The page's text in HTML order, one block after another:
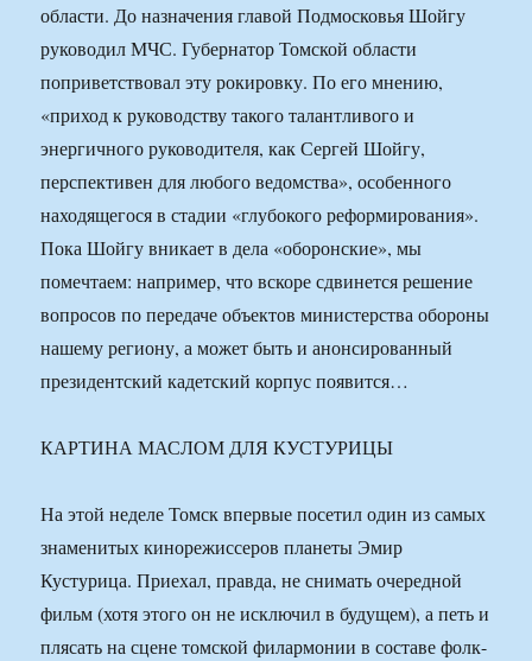
области. До назначения главой Подмосковья Шойгу
руководил МЧС. Губернатор Томской области
поприветствовал эту рокировку. По его мнению,
«приход к руководству такого талантливого и
энергичного руководителя, как Сергей Шойгу,
перспективен для любого ведомства», особенного
находящегося в стадии «глубокого реформирования».
Пока Шойгу вникает в дела «оборонские», мы
помечтаем: например, что вскоре сдвинется решение
вопросов по передаче объектов министерства обороны
нашему региону, а может быть и анонсированный
президентский кадетский корпус появится…
КАРТИНА МАСЛОМ ДЛЯ КУСТУРИЦЫ
На этой неделе Томск впервые посетил один из самых
знаменитых кинорежиссеров планеты Эмир
Кустурица. Приехал, правда, не снимать очередной
фильм (хотя этого он не исключил в будущем), а петь и
плясать на сцене томской филармонии в составе фолк-